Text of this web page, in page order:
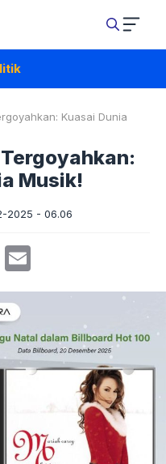
Kuasai Dunia
Musik!
2025 - 06.06
Mastodon